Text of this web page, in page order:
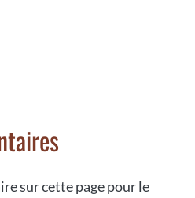
sur cette page pour le